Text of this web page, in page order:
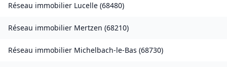
Réseau immobilier Lucelle (68480)
Réseau immobilier Mertzen (68210)
Réseau immobilier Michelbach-le-Bas (68730)